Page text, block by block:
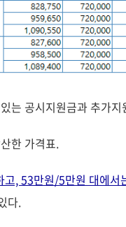
공시지원금과 추가지
한 가격표.
, 53만원/5만원 대에서
다.